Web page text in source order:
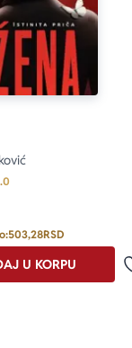
503,28RSD
U KORPU